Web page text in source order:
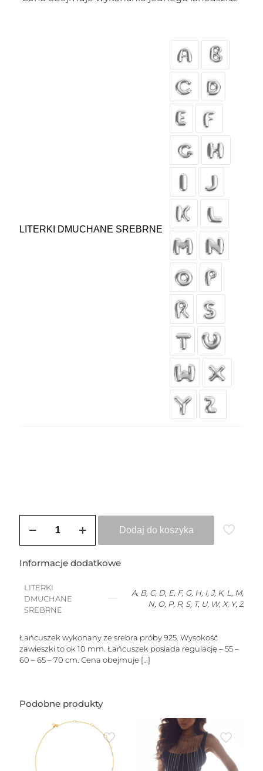
LITERKI DMUCHANE SREBRNE
Łańcuszek
Dodaj do koszyka
Informacje dodatkowe
LITERKI
DMUCHANE
SREBRNE
A, B, C, D, E, F, G, H, I, J, K, L, M,
N, O, P, R, S, T, U, W, X, Y, Z
Łańcuszek wykonany ze srebra próby 925. Wysokość
zawieszki to ok 10 mm. Łańcuszek posiada regulację – 55 –
60 – 65 – 70 cm. Cena obejmuje […]
Podobne produkty